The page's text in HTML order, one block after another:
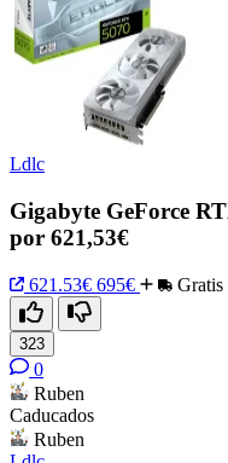
Ldlc
Gigabyte GeForce
por 621,53€
621.53€ 695€ Gratis
323
0
Ruben
Caducados
Ruben